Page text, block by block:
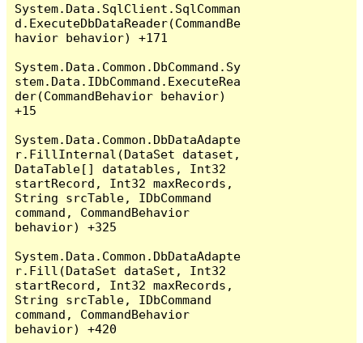
System.Data.SqlClient.SqlComman
d.ExecuteDbDataReader(CommandBe
havior behavior) +171
System.Data.Common.DbCommand.Sy
stem.Data.IDbCommand.ExecuteRea
der(CommandBehavior behavior)
+15
System.Data.Common.DbDataAdapte
r.FillInternal(DataSet dataset,
DataTable[] datatables, Int32
startRecord, Int32 maxRecords,
String srcTable, IDbCommand
command, CommandBehavior
behavior) +325
System.Data.Common.DbDataAdapte
r.Fill(DataSet dataSet, Int32
startRecord, Int32 maxRecords,
String srcTable, IDbCommand
command, CommandBehavior
behavior) +420